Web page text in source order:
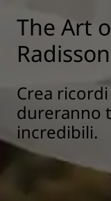
The Art
Crea
dureranno
incredibili.